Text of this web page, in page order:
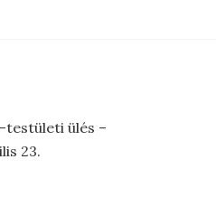
testületi ülés –
23.